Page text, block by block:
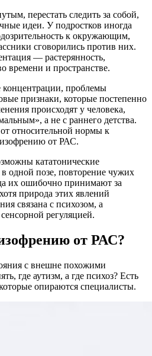
перестать следить за собой,
идеи. У подростков иногда
к окружающим,
сговорились против них.
— растерянность,
времени и пространстве.
концентрации, проблемы
признаки, которые постепенно
происходят у человека,
а не с раннего детства.
относительной нормы к
от РАС.
кататонические
одной позе, повторение чужих
их ошибочно принимают за
природа этих явлений
связана с психозом, а
регуляцией.
от РАС?
с внешне похожими
где аутизм, а где психоз? Есть
опираются специалисты.